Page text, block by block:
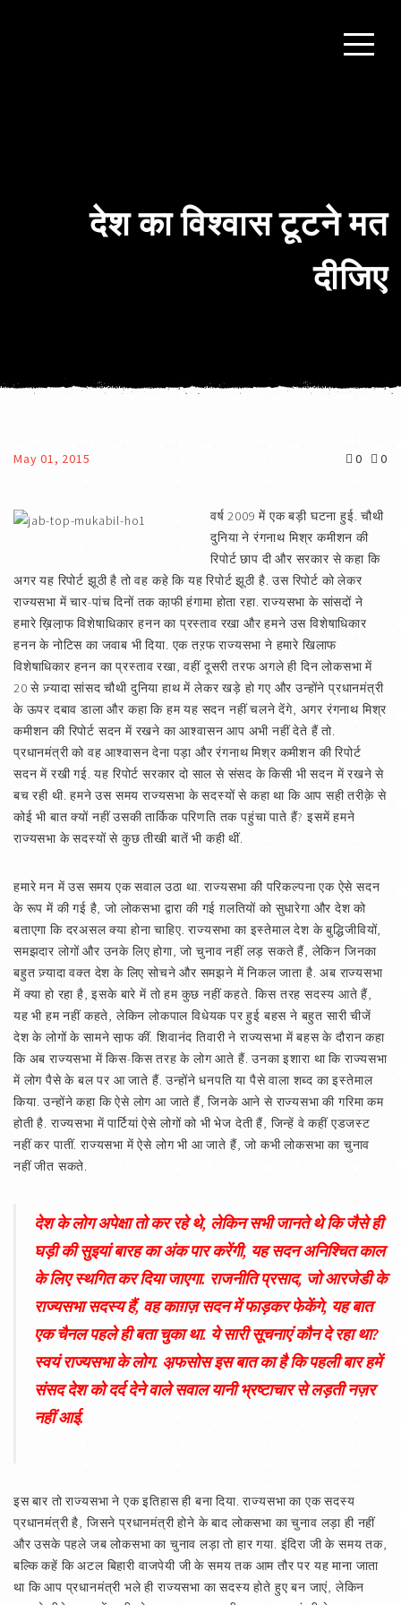
देश का विश्वास टूटने मत
दीजिए
May 01, 2015 0 0
वर्ष 2009 में एक बड़ी घटना हुई. चौथी
दुनिया ने रंगनाथ मिश्र कमीशन की
रिपोर्ट छाप दी और सरकार से कहा कि
अगर यह रिपोर्ट झूठी है तो वह कहे कि यह रिपोर्ट झूठी है. उस रिपोर्ट को लेकर
राज्यसभा में चार-पांच दिनों तक का़फी हंगामा होता रहा. राज्यसभा के सांसदों ने
हमारे ख़िला़फ विशेषाधिकार हनन का प्रस्ताव रखा और हमने उस विशेषाधिकार
हनन के नोटिस का जवाब भी दिया. एक तऱफ राज्यसभा ने हमारे खिलाफ
विशेषाधिकार हनन का प्रस्ताव रखा, वहीं दूसरी तरफ अगले ही दिन लोकसभा में
20 से ज़्यादा सांसद चौथी दुनिया हाथ में लेकर खड़े हो गए और उन्होंने प्रधानमंत्री
के ऊपर दबाव डाला और कहा कि हम यह सदन नहीं चलने देंगे, अगर रंगनाथ मिश्र
कमीशन की रिपोर्ट सदन में रखने का आश्वासन आप अभी नहीं देते हैं तो.
प्रधानमंत्री को वह आश्वासन देना पड़ा और रंगनाथ मिश्र कमीशन की रिपोर्ट
सदन में रखी गई. यह रिपोर्ट सरकार दो साल से संसद के किसी भी सदन में रखने से
बच रही थी. हमने उस समय राज्यसभा के सदस्यों से कहा था कि आप सही तरीक़े से
कोई भी बात क्यों नहीं उसकी तार्किक परिणति तक पहुंचा पाते हैं? इसमें हमने
राज्यसभा के सदस्यों से कुछ तीखी बातें भी कही थीं.
हमारे मन में उस समय एक सवाल उठा था. राज्यसभा की परिकल्पना एक ऐसे सदन
के रूप में की गई है, जो लोकसभा द्वारा की गई ग़लतियों को सुधारेगा और देश को
बताएगा कि दरअसल क्या होना चाहिए. राज्यसभा का इस्तेमाल देश के बुद्धिजीवियों,
समझदार लोगों और उनके लिए होगा, जो चुनाव नहीं लड़ सकते हैं, लेकिन जिनका
बहुत ज़्यादा वक्त देश के लिए सोचने और समझने में निकल जाता है. अब राज्यसभा
में क्या हो रहा है, इसके बारे में तो हम कुछ नहीं कहते. किस तरह सदस्य आते हैं,
यह भी हम नहीं कहते, लेकिन लोकपाल विधेयक पर हुई बहस ने बहुत सारी चीजें
देश के लोगों के सामने सा़फ कीं. शिवानंद तिवारी ने राज्यसभा में बहस के दौरान कहा
कि अब राज्यसभा में किस-किस तरह के लोग आते हैं. उनका इशारा था कि राज्यसभा
में लोग पैसे के बल पर आ जाते हैं. उन्होंने धनपति या पैसे वाला शब्द का इस्तेमाल
किया. उन्होंने कहा कि ऐसे लोग आ जाते हैं, जिनके आने से राज्यसभा की गरिमा कम
होती है. राज्यसभा में पार्टियां ऐसे लोगों को भी भेज देती हैं, जिन्हें वे कहीं एडजस्ट
नहीं कर पातीं. राज्यसभा में ऐसे लोग भी आ जाते हैं, जो कभी लोकसभा का चुनाव
नहीं जीत सकते.
देश के लोग अपेक्षा तो कर रहे थे, लेकिन सभी जानते थे कि जैसे ही
घड़ी की सुइयां बारह का अंक पार करेंगी, यह सदन अनिश्चित काल
के लिए स्थगित कर दिया जाएगा. राजनीति प्रसाद, जो आरजेडी के
राज्यसभा सदस्य हैं, वह काग़ज़ सदन में फाड़कर फेकेंगे, यह बात
एक चैनल पहले ही बता चुका था. ये सारी सूचनाएं कौन दे रहा था?
स्वयं राज्यसभा के लोग. अ़फसोस इस बात का है कि पहली बार हमें
संसद देश को दर्द देने वाले सवाल यानी भ्रष्टाचार से लड़ती नज़र
नहीं आई.
इस बार तो राज्यसभा ने एक इतिहास ही बना दिया. राज्यसभा का एक सदस्य
प्रधानमंत्री है, जिसने प्रधानमंत्री होने के बाद लोकसभा का चुनाव लड़ा ही नहीं
और उसके पहले जब लोकसभा का चुनाव लड़ा तो हार गया. इंदिरा जी के समय तक,
बल्कि कहें कि अटल बिहारी वाजपेयी जी के समय तक आम तौर पर यह माना जाता
था कि आप प्रधानमंत्री भले ही राज्यसभा का सदस्य होते हुए बन जाएं, लेकिन